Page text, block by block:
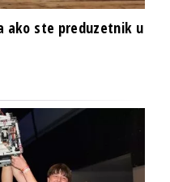
ako ste preduzetnik u